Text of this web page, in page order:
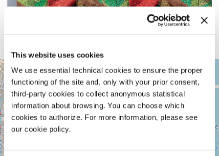
This website uses cookies
We use essential technical cookies to ensure the proper
functioning of the site and, only with your prior consent,
third-party cookies to collect anonymous statistical
information about browsing. You can choose which
cookies to authorize. For more information, please see
our cookie policy.
ARSENALE